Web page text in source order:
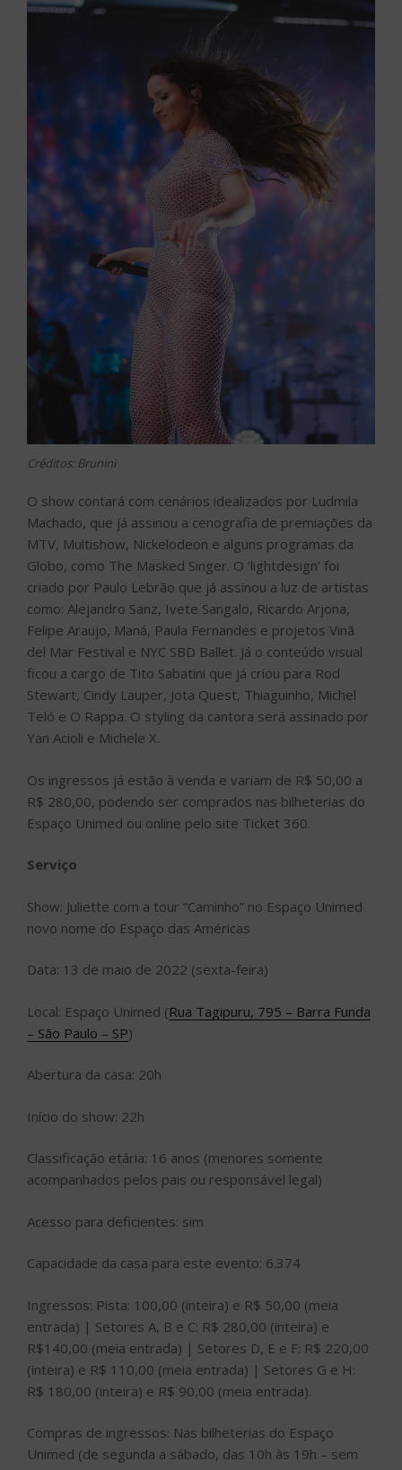
Créditos: Brunini
O show contará com cenários idealizados por Ludmila
Machado, que já assinou a cenografia de premiações da
MTV, Multishow, Nickelodeon e alguns programas da
Globo, como The Masked Singer. O ‘lightdesign’ foi
criado por Paulo Lebrão que já assinou a luz de artistas
como: Alejandro Sanz, Ivete Sangalo, Ricardo Arjona,
Felipe Araujo, Maná, Paula Fernandes e projetos Vinã
del Mar Festival e NYC SBD Ballet. Já o conteúdo visual
ficou a cargo de Tito Sabatini que já criou para Rod
Stewart, Cindy Lauper, Jota Quest, Thiaguinho, Michel
Teló e O Rappa. O styling da cantora será assinado por
Yan Acioli e Michele X.
Os ingressos já estão à venda e variam de R$ 50,00 a
R$ 280,00, podendo ser comprados nas bilheterias do
Espaço Unimed ou online pelo site Ticket 360.
Serviço
Show: Juliette com a tour “Caminho” no Espaço Unimed
novo nome do Espaço das Américas
Data: 13 de maio de 2022 (sexta-feira)
Local: Espaço Unimed (Rua Tagipuru, 795 – Barra Funda
– São Paulo – SP)
Abertura da casa: 20h
Início do show: 22h
Classificação etária: 16 anos (menores somente
acompanhados pelos pais ou responsável legal)
Acesso para deficientes: sim
Capacidade da casa para este evento: 6.374
Ingressos: Pista: 100,00 (inteira) e R$ 50,00 (meia
entrada) | Setores A, B e C: R$ 280,00 (inteira) e
R$140,00 (meia entrada) | Setores D, E e F: R$ 220,00
(inteira) e R$ 110,00 (meia entrada) | Setores G e H:
R$ 180,00 (inteira) e R$ 90,00 (meia entrada).
Compras de ingressos: Nas bilheterias do Espaço
Unimed (de segunda a sábado, das 10h às 19h – sem